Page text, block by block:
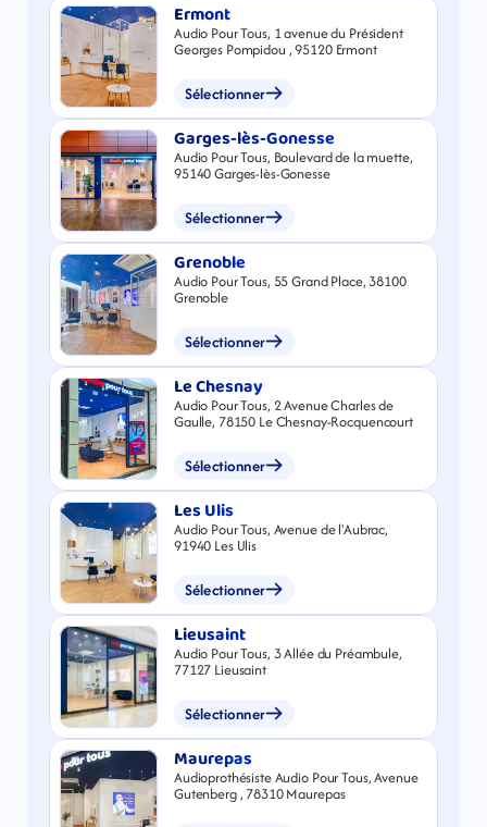
Ermont
Audio Pour Tous, 1 avenue du Président
Georges Pompidou , 95120 Ermont
Sélectionner
Garges-lès-Gonesse
Audio Pour Tous, Boulevard de la muette,
95140 Garges-lès-Gonesse
Sélectionner
Grenoble
Audio Pour Tous, 55 Grand Place, 38100
Grenoble
Sélectionner
Le Chesnay
Audio Pour Tous, 2 Avenue Charles de
Gaulle, 78150 Le Chesnay-Rocquencourt
Sélectionner
Les Ulis
Audio Pour Tous, Avenue de l'Aubrac,
91940 Les Ulis
Sélectionner
Lieusaint
Audio Pour Tous, 3 Allée du Préambule,
77127 Lieusaint
Sélectionner
Maurepas
Audioprothésiste Audio Pour Tous, Avenue
Gutenberg , 78310 Maurepas